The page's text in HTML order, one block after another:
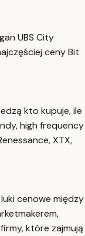
UBS City
ceny Bit
kto kupuje, ile
high frequency
XTX,
cenowe między
które zajmują